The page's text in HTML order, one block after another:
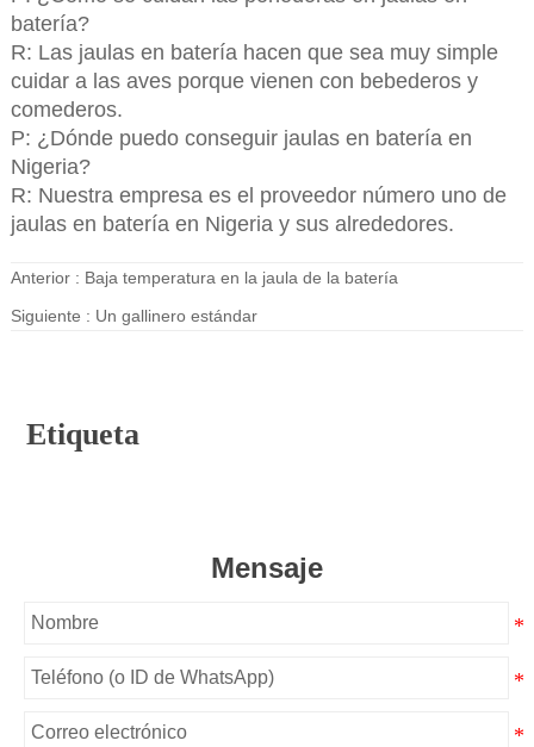
batería?
R: Las jaulas en batería hacen que sea muy simple
cuidar a las aves porque vienen con bebederos y
comederos.
P: ¿Dónde puedo conseguir jaulas en batería en
Nigeria?
R: Nuestra empresa es el proveedor número uno de
jaulas en batería en Nigeria y sus alrededores.
Anterior : Baja temperatura en la jaula de la batería
Siguiente : Un gallinero estándar
Etiqueta
Mensaje